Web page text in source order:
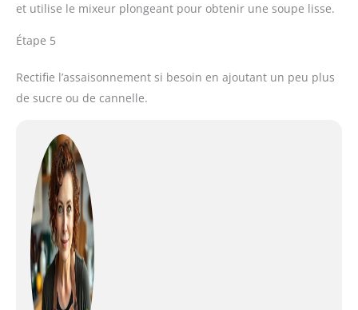
et utilise le mixeur plongeant pour obtenir une soupe lisse.
Étape 5
Rectifie l’assaisonnement si besoin en ajoutant un peu plus
de sucre ou de cannelle.